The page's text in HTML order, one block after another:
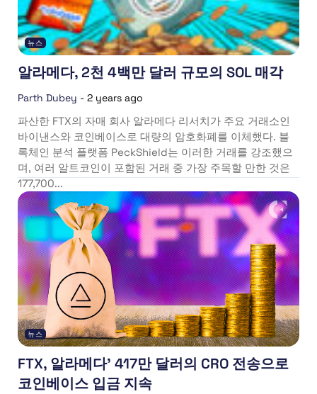
뉴스
알라메다, 2천 4백만 달러 규모의 SOL 매각
Parth Dubey - 2 years ago
파산한 FTX의 자매 회사 알라메다 리서치가 주요 거래소인
바이낸스와 코인베이스로 대량의 암호화폐를 이체했다. 블
록체인 분석 플랫폼 PeckShield는 이러한 거래를 강조했으
며, 여러 알트코인이 포함된 거래 중 가장 주목할 만한 것은
177,700...
뉴스
FTX, 알라메다’ 417만 달러의 CRO 전송으로
코인베이스 입금 지속